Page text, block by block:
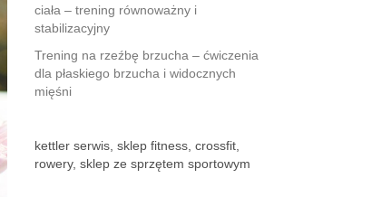
ciała – trening równoważny i
stabilizacyjny
Trening na rzeźbę brzucha – ćwiczenia
dla płaskiego brzucha i widocznych
mięśni
kettler serwis, sklep fitness, crossfit,
rowery, sklep ze sprzętem sportowym